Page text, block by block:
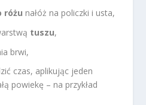
różu nałóż na policzki i usta,
tuszu,
brwi,
czas, aplikując jeden
powiekę – na przykład